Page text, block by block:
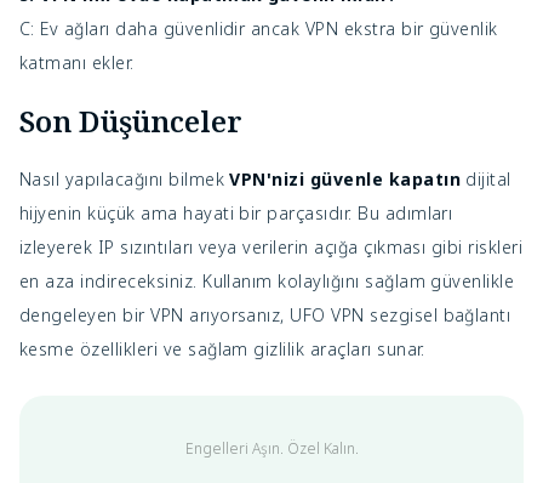
C: Ev ağları daha güvenlidir ancak VPN ekstra bir güvenlik
katmanı ekler.
Son Düşünceler
Nasıl yapılacağını bilmekVPN'nizi güvenle kapatın dijital
hijyenin küçük ama hayati bir parçasıdır. Bu adımları
izleyerek IP sızıntıları veya verilerin açığa çıkması gibi riskleri
en aza indireceksiniz. Kullanım kolaylığını sağlam güvenlikle
dengeleyen bir VPN arıyorsanız, UFO VPN sezgisel bağlantı
kesme özellikleri ve sağlam gizlilik araçları sunar.
Engelleri Aşın. Özel Kalın.